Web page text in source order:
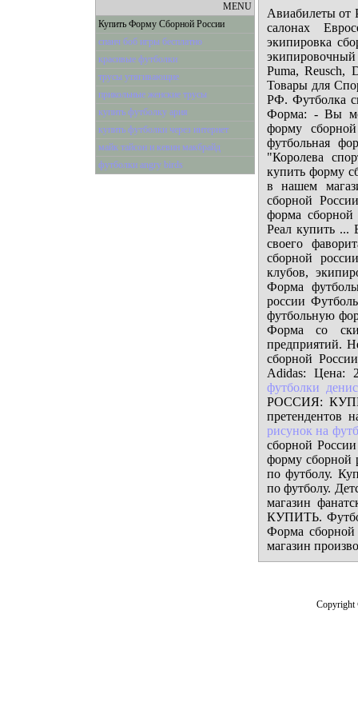
MENU
Купить Форму Сборной России
спанч боб игры бесплатно
красивые футболки
трусы утягивающие
прикольные женские трусы
купить футболку ария
купить футболки через интернет
майк тайсон и кевин макбрайд
футболки angry birds
Авиабилеты от
салонах
экипировка
Puma, Reusch,
Товары для
РФ. Футболка
Форма: - Вы
форму
футбольная
"Королева
купить форму
в нашем
сборной
форма
Реал купить ...
своего
сборной
клубов,
Форма
россии
футбольную
Форма со
предприятий.
сборной
Adidas: Цена:
футболки
РОССИЯ:
претендентов
рисунок на
сборной
форму сборной
по футболу.
по футболу.
магазин
КУПИТЬ.
Форма сборной
магазин
Copyright